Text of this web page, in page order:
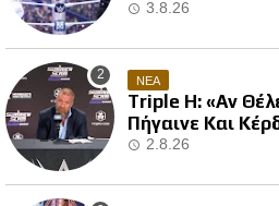
3.8.26
ΝΕΑ
Triple H: «Αν
Πήγαινε Και
2.8.26